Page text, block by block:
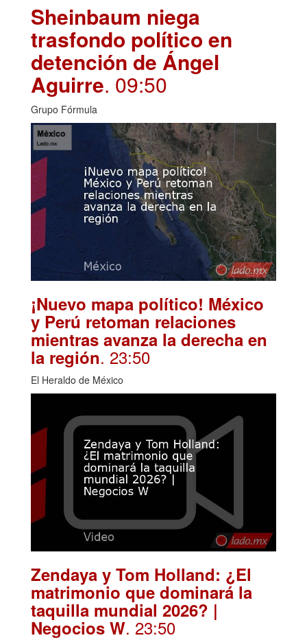
Sheinbaum niega
trasfondo político en
detención de Ángel
Aguirre. 09:50
Grupo Fórmula
¡Nuevo mapa político! México
y Perú retoman relaciones
mientras avanza la derecha en
la región. 23:50
El Heraldo de México
Zendaya y Tom Holland: ¿El
matrimonio que dominará la
taquilla mundial 2026? |
Negocios W. 23:50